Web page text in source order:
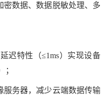
密数据、数据脱敏处理、多
迟特性（≤1ms）实现设备
；
服务器，减少云端数据传输